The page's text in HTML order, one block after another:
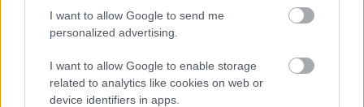
I want to allow Google to send me
personalized advertising.
I want to allow Google to enable storage
related to analytics like cookies on web or
device identifiers in apps.
painijoukkueen kanssa. Jääkiekkoilijatkin
voisivat ehkä auttaa meitä, Dalen vitsaili.
Maailmancup jatkuu Viron Otepäässä ensi
viikonloppuna.